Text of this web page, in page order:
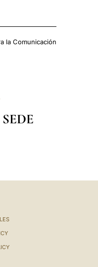
la Comunicación